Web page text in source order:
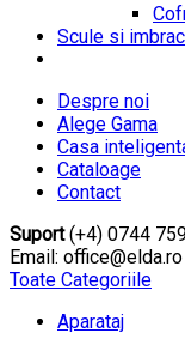
Scule si
Despre noi
Alege Gama
Casa
Cataloage
Contact
Suport(+4) 0744
Email: office@elda.ro
Toate Categoriile
Aparataj